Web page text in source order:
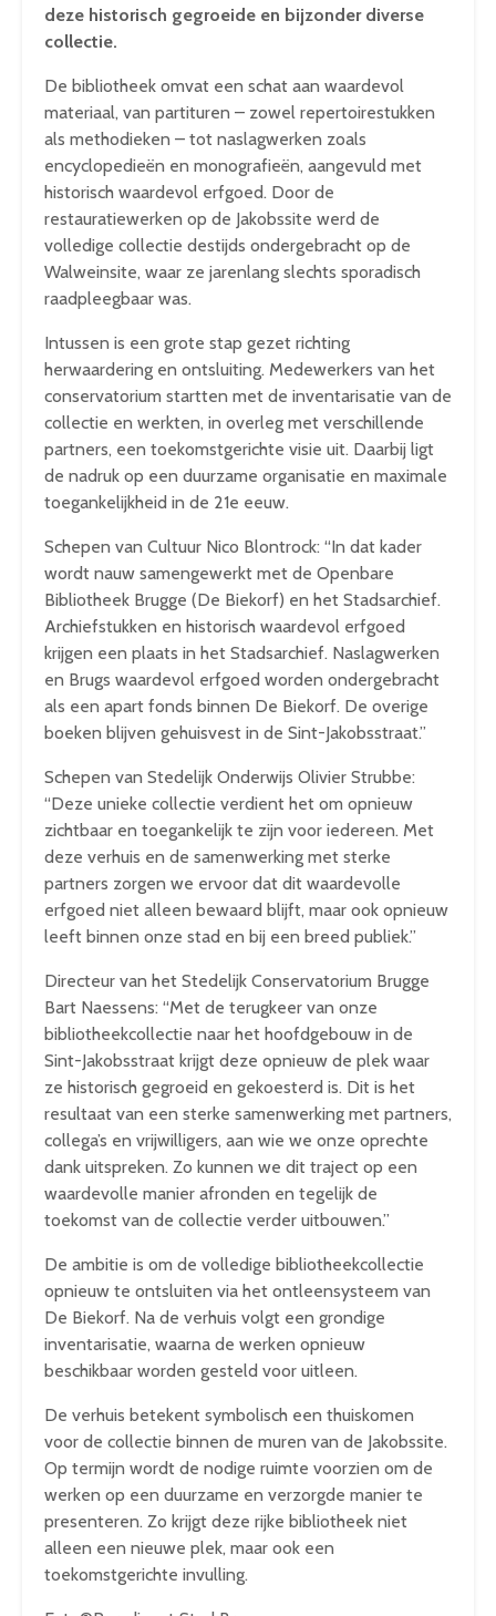
deze historisch gegroeide en bijzonder diverse
collectie.
De bibliotheek omvat een schat aan waardevol
materiaal, van partituren – zowel repertoirestukken
als methodieken – tot naslagwerken zoals
encyclopedieën en monografieën, aangevuld met
historisch waardevol erfgoed. Door de
restauratiewerken op de Jakobssite werd de
volledige collectie destijds ondergebracht op de
Walweinsite, waar ze jarenlang slechts sporadisch
raadpleegbaar was.
Intussen is een grote stap gezet richting
herwaardering en ontsluiting. Medewerkers van het
conservatorium startten met de inventarisatie van de
collectie en werkten, in overleg met verschillende
partners, een toekomstgerichte visie uit. Daarbij ligt
de nadruk op een duurzame organisatie en maximale
toegankelijkheid in de 21e eeuw.
Schepen van Cultuur Nico Blontrock: “In dat kader
wordt nauw samengewerkt met de Openbare
Bibliotheek Brugge (De Biekorf) en het Stadsarchief.
Archiefstukken en historisch waardevol erfgoed
krijgen een plaats in het Stadsarchief. Naslagwerken
en Brugs waardevol erfgoed worden ondergebracht
als een apart fonds binnen De Biekorf. De overige
boeken blijven gehuisvest in de Sint-Jakobsstraat.”
Schepen van Stedelijk Onderwijs Olivier Strubbe:
“Deze unieke collectie verdient het om opnieuw
zichtbaar en toegankelijk te zijn voor iedereen. Met
deze verhuis en de samenwerking met sterke
partners zorgen we ervoor dat dit waardevolle
erfgoed niet alleen bewaard blijft, maar ook opnieuw
leeft binnen onze stad en bij een breed publiek.”
Directeur van het Stedelijk Conservatorium Brugge
Bart Naessens: “Met de terugkeer van onze
bibliotheekcollectie naar het hoofdgebouw in de
Sint-Jakobsstraat krijgt deze opnieuw de plek waar
ze historisch gegroeid en gekoesterd is. Dit is het
resultaat van een sterke samenwerking met partners,
collega’s en vrijwilligers, aan wie we onze oprechte
dank uitspreken. Zo kunnen we dit traject op een
waardevolle manier afronden en tegelijk de
toekomst van de collectie verder uitbouwen.”
De ambitie is om de volledige bibliotheekcollectie
opnieuw te ontsluiten via het ontleensysteem van
De Biekorf. Na de verhuis volgt een grondige
inventarisatie, waarna de werken opnieuw
beschikbaar worden gesteld voor uitleen.
De verhuis betekent symbolisch een thuiskomen
voor de collectie binnen de muren van de Jakobssite.
Op termijn wordt de nodige ruimte voorzien om de
werken op een duurzame en verzorgde manier te
presenteren. Zo krijgt deze rijke bibliotheek niet
alleen een nieuwe plek, maar ook een
toekomstgerichte invulling.